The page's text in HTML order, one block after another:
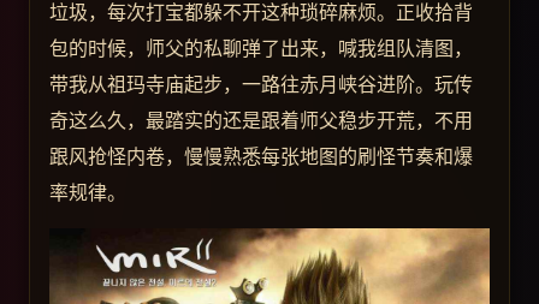
垃圾，每次打宝都躲不开这种琐碎麻烦。正收拾背
包的时候，师父的私聊弹了出来，喊我组队清图，
带我从祖玛寺庙起步，一路往赤月峡谷进阶。玩传
奇这么久，最踏实的还是跟着师父稳步开荒，不用
跟风抢怪内卷，慢慢熟悉每张地图的刷怪节奏和爆
率规律。